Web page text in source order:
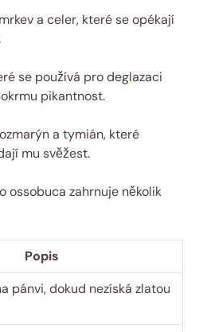
a celer, které se opékají
se používá pro deglazaci
pikantnost.
a tymián, které
mu svěžest.
ossobuca zahrnuje několik
Popis
pánvi, dokud nezíská zlatou